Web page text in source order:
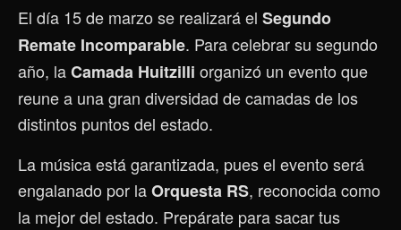
El día 15 de marzo se realizará el Segundo
Remate Incomparable. Para celebrar su segundo
año, laCamada Huitzilli organizó un evento que
reune a una gran diversidad de camadas de los
distintos puntos del estado.
La música está garantizada, pues el evento será
engalanado por laOrquesta RS, reconocida como
la mejor del estado. Prepárate para sacar tus